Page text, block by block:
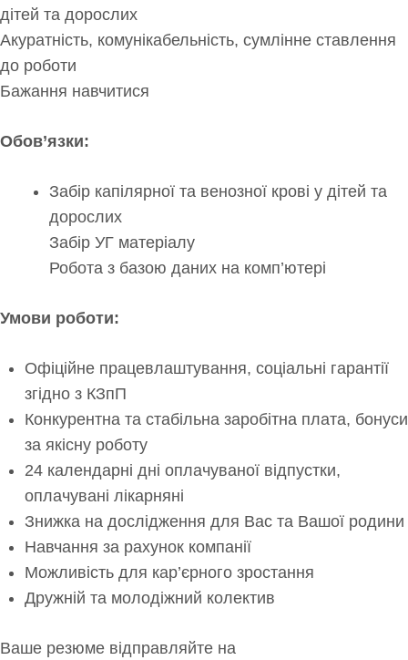
дітей та дорослих
Акуратність, комунікабельність, сумлінне ставлення
до роботи
Бажання навчитися
Обов’язки:
Забір капілярної та венозної крові у дітей та
дорослих
Забір УГ матеріалу
Робота з базою даних на комп’ютері
Умови роботи:
Офіційне працевлаштування, соціальні гарантії
згідно з КЗпП
Конкурентна та стабільна заробітна плата, бонуси
за якісну роботу
24 календарні дні оплачуваної відпустки,
оплачувані лікарняні
Знижка на дослідження для Вас та Вашої родини
Навчання за рахунок компанії
Можливість для кар’єрного зростання
Дружній та молодіжний колектив
Ваше резюме відправляйте на